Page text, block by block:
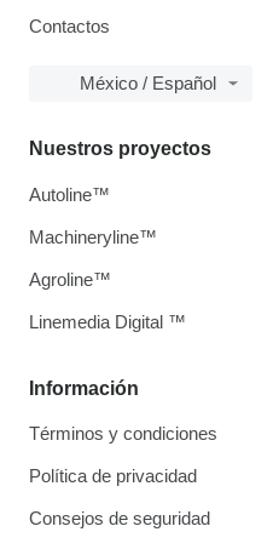
Contactos
México / Español
Información
Términos y condiciones
Política de privacidad
Consejos de seguridad
Nuestros proyectos
Autoline™
Machineryline™
Agroline™
Linemedia Digital ™